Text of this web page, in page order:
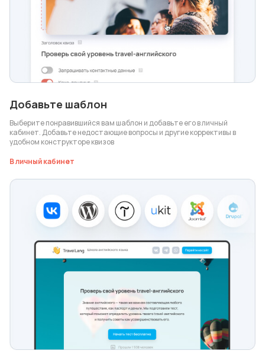
Добавьте шаблон
Выберите понравившийся вам шаблон и добавьте его в личный
кабинет. Добавьте недостающие вопросы и другие коррективы в
удобном конструкторе квизов
В личный кабинет